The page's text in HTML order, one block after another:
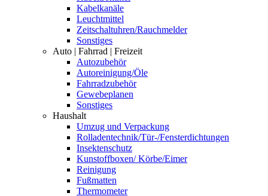
Kabelkanäle
Leuchtmittel
Zeitschaltuhren/Rauchmelder
Sonstiges
Auto | Fahrrad | Freizeit
Autozubehör
Autoreinigung/Öle
Fahrradzubehör
Gewebeplanen
Sonstiges
Haushalt
Umzug und Verpackung
Rolladentechnik/Tür-/Fensterdichtungen
Insektenschutz
Kunstoffboxen/ Körbe/Eimer
Reinigung
Fußmatten
Thermometer